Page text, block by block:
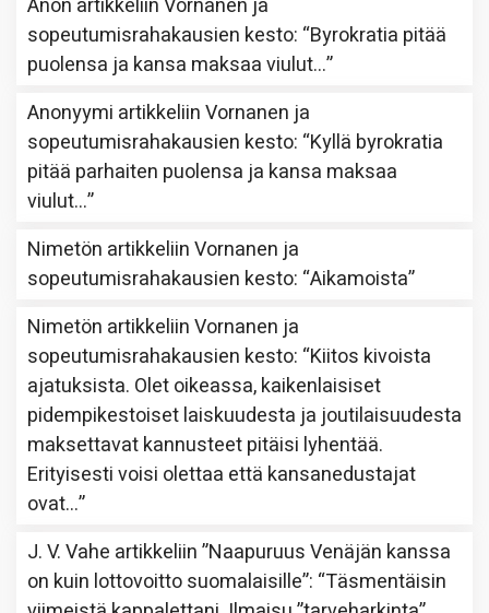
Anon artikkeliinVornanen ja
sopeutumisrahakausien kesto: “Byrokratia pitää
puolensa ja kansa maksaa viulut…”
Anonyymi artikkeliinVornanen ja
sopeutumisrahakausien kesto: “Kyllä byrokratia
pitää parhaiten puolensa ja kansa maksaa
viulut…”
Nimetön artikkeliinVornanen ja
sopeutumisrahakausien kesto: “Aikamoista”
Nimetön artikkeliinVornanen ja
sopeutumisrahakausien kesto: “Kiitos kivoista
ajatuksista. Olet oikeassa, kaikenlaisiset
pidempikestoiset laiskuudesta ja joutilaisuudesta
maksettavat kannusteet pitäisi lyhentää.
Erityisesti voisi olettaa että kansanedustajat
ovat…”
J. V. Vahe artikkeliin”Naapuruus Venäjän kanssa
on kuin lottovoitto suomalaisille”: “Täsmentäisin